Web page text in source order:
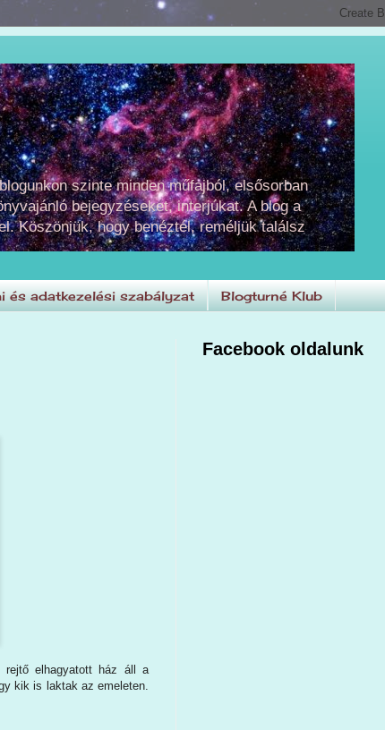
szinte minden műfajból, elsősorban
bejegyzéseket, interjúkat. A blog a
Köszönjük, hogy benéztél, reméljük találsz
és adatkezelési szabályzat Blogturné Klub
rejtő elhagyatott ház áll a
kik is laktak az emeleten.
Facebook oldalunk